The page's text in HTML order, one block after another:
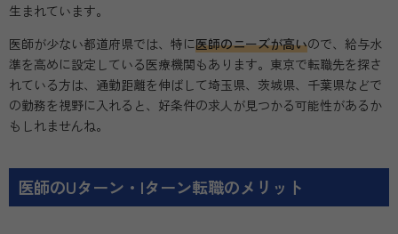
生まれています。
医師が少ない都道府県では、特に医師のニーズが高いので、給与水
準を高めに設定している医療機関もあります。東京で転職先を探さ
れている方は、通勤距離を伸ばして埼玉県、茨城県、千葉県などで
の勤務を視野に入れると、好条件の求人が見つかる可能性があるか
もしれませんね。
医師のUターン・Iターン転職のメリット